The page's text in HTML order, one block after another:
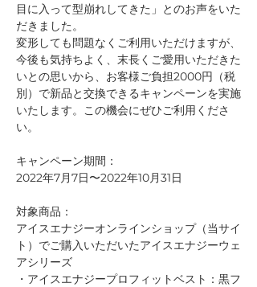
目に入って型崩れしてきた」とのお声をいた
だきました。
変形しても問題なくご利用いただけますが、
今後も気持ちよく、末長くご愛用いただきた
いとの思いから、お客様ご負担2000円（税
別）で新品と交換できるキャンペーンを実施
いたします。この機会にぜひご利用くださ
い。
キャンペーン期間：
2022年7月7日〜2022年10月31日
対象商品：
アイスエナジーオンラインショップ（当サイ
ト）でご購入いただいたアイスエナジーウェ
アシリーズ
・アイスエナジープロフィットベスト：黒フ